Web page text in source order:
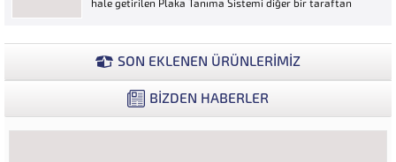
hale getirilen Plaka Tanıma Sistemi diğer bir taraftan
verilerle müşteri yoğunluk analizlerini çok ayrıntılı...
SON EKLENEN ÜRÜNLERİMİZ
BİZDEN HABERLER